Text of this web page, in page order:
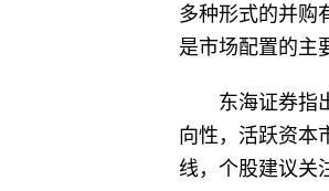
多种形式的并购
是市场配置的主
东海证券指
向性，活跃资本
线，个股建议关